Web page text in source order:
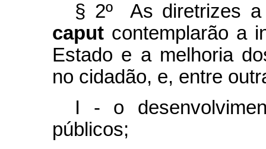
§ 2º As diretrizes
caput contemplarão a
Estado e a melhoria
no cidadão, e, entre
I - o
públicos;